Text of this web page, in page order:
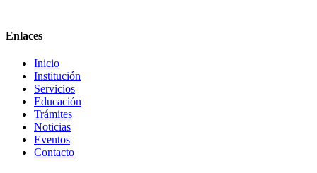
Enlaces
Inicio
Institución
Servicios
Educación
Trámites
Noticias
Eventos
Contacto